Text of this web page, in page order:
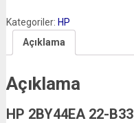
Kategoriler: HP
Açıklama
Açıklama
HP 2BY44EA 22-